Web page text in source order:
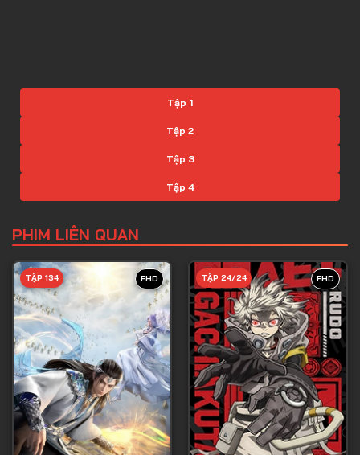
Tập 1
Tập 2
Tập 3
Tập 4
Tập 6
Tập 7
Tập 8
Tập 9
Tập 10
Tập 11
Tập 12
Tập 13
PHIM LIÊN QUAN
FHD
TẬP 134 FHD
TẬP 24/24